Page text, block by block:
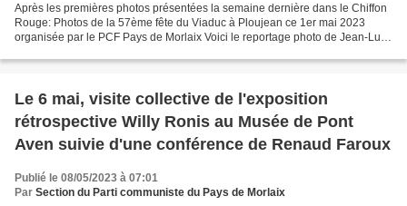
Après les premières photos présentées la semaine dernière dans le Chiffon
Rouge: Photos de la 57ème fête du Viaduc à Ploujean ce 1er mai 2023
organisée par le PCF Pays de Morlaix Voici le reportage photo de Jean-Luc
Le 6 mai, visite collective de l'exposition
rétrospective Willy Ronis au Musée de Pont
Aven suivie d'une conférence de Renaud Faroux
Publié le 08/05/2023 à 07:01
Par Section du Parti communiste du Pays de Morlaix